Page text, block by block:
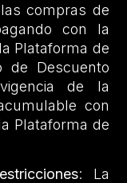
compras de
con la
Plataforma de
de Descuento
de la
con
Plataforma de
: La